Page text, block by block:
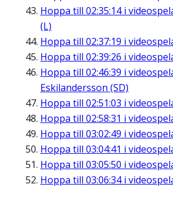
Hoppa till 02:35:14i
(L)
Hoppa till 02:37:19 i
Hoppa till 02:39:26 i
Hoppa till 02:46:39 i
Eskilandersson (SD)
Hoppa till 02:51:03 i
Hoppa till 02:58:31 i
Hoppa till 03:02:49 i
Hoppa till 03:04:41 i
Hoppa till 03:05:50 i
Hoppa till 03:06:34i